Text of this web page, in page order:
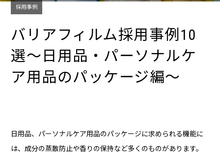
採用事例
バリアフィルム採用事例10
選～日用品・パーソナルケ
ア用品のパッケージ編～
日用品、パーソナルケア用品のパッケージに求められる機能に
は、成分の蒸散防止や香りの保持など多くのものがあります。